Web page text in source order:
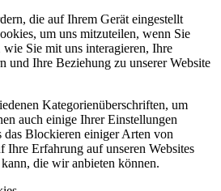
die auf Ihrem Gerät eingestellt
um uns mitzuteilen, wenn Sie
wie Sie mit uns interagieren, Ihre
und Ihre Beziehung zu unserer Website
Kategorienüberschriften, um
auch einige Ihrer Einstellungen
das Blockieren einiger Arten von
Erfahrung auf unseren Websites
die wir anbieten können.